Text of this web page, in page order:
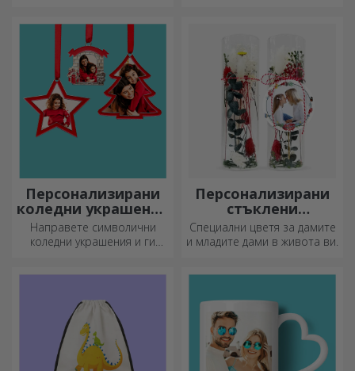
сервиране на готови
деликатеси.
Персонализирани
коледни украшения
за елха
Направете символични
коледни украшения и ги
Персонализирани
стъклени
орнаменти с
консервирани
цветя
Специални цветя за дамите
и младите дами в живота ви.